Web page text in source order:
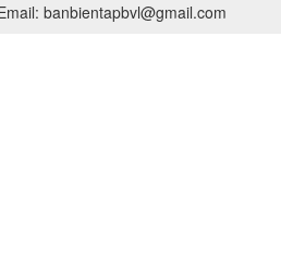
banbientapbvl@gmail.com